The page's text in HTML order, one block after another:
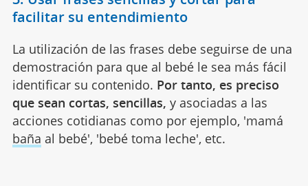
facilitar su entendimiento
La utilización de las frases debe seguirse de una
demostración para que al bebé le sea más fácil
identificar su contenido. Por tanto, es preciso
que sean cortas, sencillas, y asociadas a las
acciones cotidianas como por ejemplo, 'mamá
baña al bebé', 'bebé toma leche', etc.